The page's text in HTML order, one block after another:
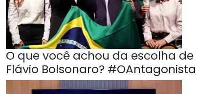
O que você achou da escolha de
Flávio Bolsonaro? #OAntagonista